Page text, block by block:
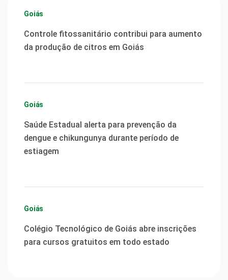
Goiás
Controle fitossanitário contribui para aumento
da produção de citros em Goiás
Goiás
Saúde Estadual alerta para prevenção da
dengue e chikungunya durante período de
estiagem
Goiás
Colégio Tecnológico de Goiás abre inscrições
para cursos gratuitos em todo estado